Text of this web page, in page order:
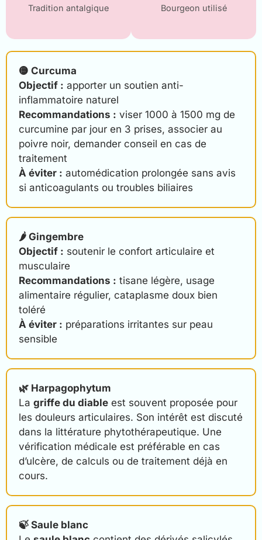
Tradition antalgique Bourgeon utilisé
🟡 Curcuma
Objectif : apporter un soutien anti-
inflammatoire naturel
Recommandations : viser 1000 à 1500 mg de
curcumine par jour en 3 prises, associer au
poivre noir, demander conseil en cas de
traitement
À éviter : automédication prolongée sans avis
si anticoagulants ou troubles biliaires
🌶️ Gingembre
Objectif : soutenir le confort articulaire et
musculaire
Recommandations : tisane légère, usage
alimentaire régulier, cataplasme doux bien
toléré
À éviter : préparations irritantes sur peau
sensible
🌿 Harpagophytum
La griffe du diable est souvent proposée pour
les douleurs articulaires. Son intérêt est discuté
dans la littérature phytothérapeutique. Une
vérification médicale est préférable en cas
d’ulcère, de calculs ou de traitement déjà en
cours.
🍃 Saule blanc